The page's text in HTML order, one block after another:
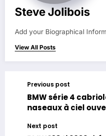
Steve Jolibois
Add your Biographical
View All Posts
Previous post
BMW série 4
naseaux à ciel
Next post